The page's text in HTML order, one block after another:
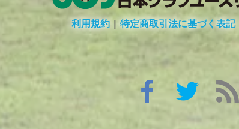
利用規約 | 特定商取引法に基づく表記